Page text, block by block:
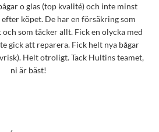
o glas (top kvalité) och inte minst
köpet. De har en försäkring som
som täcker allt. Fick en olycka med
gick att reparera. Fick helt nya bågar
Helt otroligt. Tack Hultins teamet,
ni är bäst!